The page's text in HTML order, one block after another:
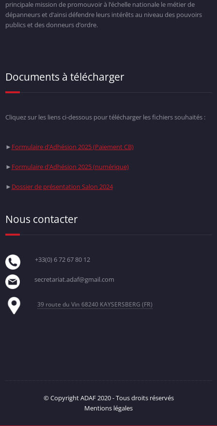
principale mission de promouvoir à l’échelle nationale le métier de
dépanneurs et d’ainsi défendre leurs intérêts au niveau des pouvoirs
publics et des donneurs d’ordre.
Documents à télécharger
Cliquez sur les liens ci-dessous pour télécharger les fichiers souhaités :
► Formulaire d’Adhésion 2025 (Paiement CB)
► Formulaire d’Adhésion 2025 (numérique)
► Dossier de présentation Salon 2024
Nous contacter
+33(0) 6 72 67 80 12
secretariat.adaf@gmail.com
39 route du Vin 68240 KAYSERSBERG (FR)
© Copyright ADAF 2020 - Tous droits réservés
Mentions légales